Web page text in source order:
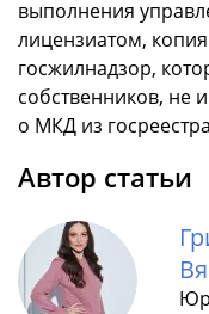
выполнения
лицензиатом,
госжилнадзор,
собственников, не
о МКД из
Автор статьи